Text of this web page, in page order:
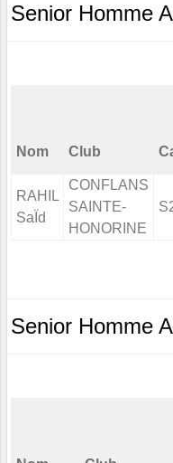
Senior Homme
Nom Club
RAHIL
SaÏd
CONFLANS
SAINTE-
HONORINE
Senior Homme